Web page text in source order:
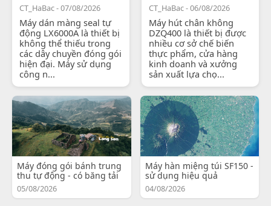
CT_HaBac - 07/08/2026
Máy dán màng seal tự
động LX6000A là thiết bị
không thể thiếu trong
các dây chuyền đóng gói
hiện đại. Máy sử dụng
công n...
CT_HaBac - 06/08/2026
Máy hút chân không
DZQ400 là thiết bị được
nhiều cơ sở chế biến
thực phẩm, cửa hàng
kinh doanh và xưởng
sản xuất lựa chọ...
Máy đóng gói bánh trung
thu tự động - có băng tải
05/08/2026
Máy hàn miệng túi SF150 -
sử dụng hiệu quả
04/08/2026